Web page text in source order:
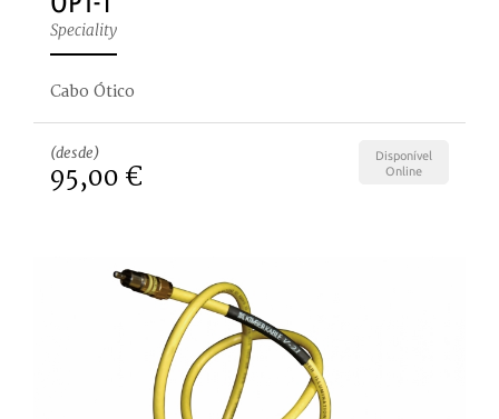
Speciality
Cabo Ótico
(desde)
95,00 €
Disponível
Online